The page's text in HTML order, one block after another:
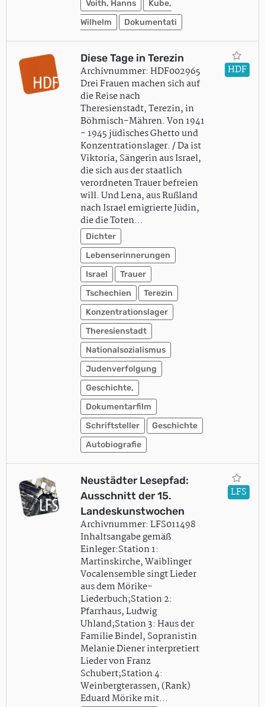
Voith, Hanns
Kube,
Wilhelm
Dokumentati
Diese Tage in Terezin
Archivnummer: HDF002965
Drei Frauen machen sich auf
die Reise nach
Theresienstadt, Terezin, in
Böhmisch-Mähren. Von 1941
- 1945 jüdisches Ghetto und
Konzentrationslager. / Da ist
Viktoria, Sängerin aus Israel,
die sich aus der staatlich
verordneten Trauer befreien
will. Und Lena, aus Rußland
nach Israel emigrierte Jüdin,
die die Toten…
Dichter
Lebenserinnerungen
Israel
Trauer
Tschechien
Terezin
Konzentrationslager
Theresienstadt
Nationalsozialismus
Judenverfolgung
Geschichte,
Dokumentarfilm
Schriftsteller
Geschichte
Autobiografie
HDF
Neustädter Lesepfad:
Ausschnitt der 15.
Landeskunstwochen
Archivnummer: LFS011498
Inhaltsangabe gemäß
Einleger:Station 1:
Martinskirche, Waiblinger
Vocalensemble singt Lieder
aus dem Mörike-
Liederbuch;Station 2:
Pfarrhaus, Ludwig
Uhland;Station 3: Haus der
Familie Bindel, Sopranistin
Melanie Diener interpretiert
Lieder von Franz
Schubert;Station 4:
Weinbergterassen, (Rank)
Eduard Mörike mit…
LFS